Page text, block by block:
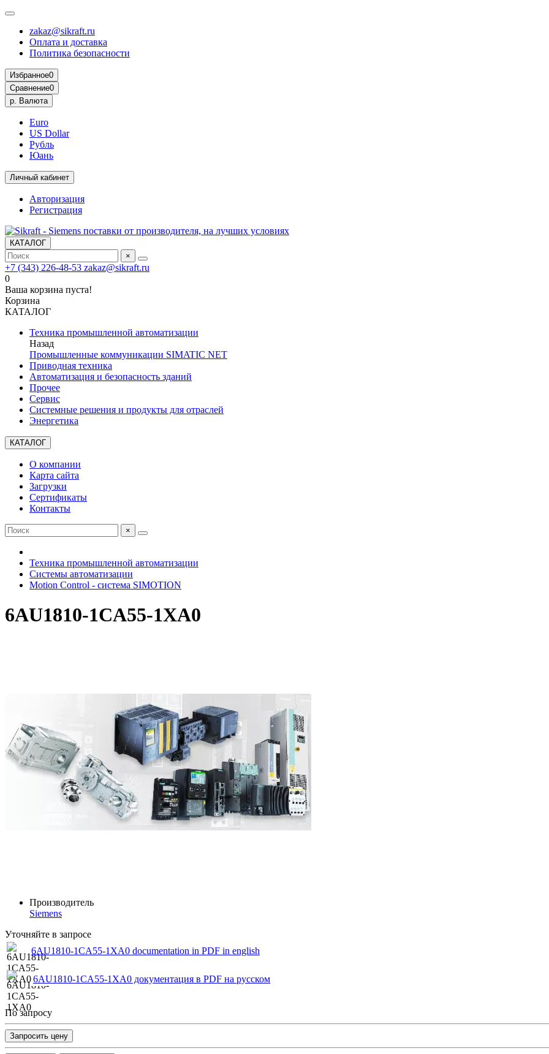
zakaz@sikraft.ru
Оплата и доставка
Политика безопасности
Избранное0
Сравнение0
р. Валюта
Euro
US Dollar
Рубль
Юань
Личный кабинет
Авторизация
Регистрация
КАТАЛОГ
×
+7 (343) 226-48-53 zakaz@sikraft.ru
0
Ваша корзина пуста!
Корзина
КАТАЛОГ
Техника промышленной автоматизации
Назад
Промышленные коммуникации SIMATIC NET
Приводная техника
Автоматизация и безопасность зданий
Прочее
Сервис
Системные решения и продукты для отраслей
Энергетика
КАТАЛОГ
О компании
Карта сайта
Загрузки
Сертификаты
Контакты
×
Техника промышленной автоматизации
Системы автоматизации
Motion Control - система SIMOTION
6AU1810-1CA55-1XA0
Производитель
Siemens
Уточняйте в запросе
6AU1810-1CA55-1XA0 documentation in PDF in english
6AU1810-1CA55-1XA0 документация в PDF на русском
По запросу
Запросить цену